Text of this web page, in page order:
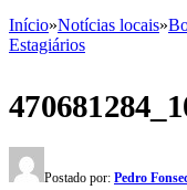
Início»Notícias locais»
Estagiários
Postado por: Pedro